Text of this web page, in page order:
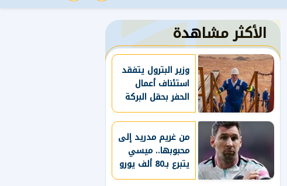
الأكثر مشاهدة
وزير البترول يتفقد
استئناف أعمال
الحفر بحقل البركة
في أسوان ويؤكد:
صعيد مصر على
خريطة الاستثمار
البترولي
من غريم مدريد إلى
محبوبها.. ميسي
يتبرع بـ80 ألف يورو
لضحايا الحرائق